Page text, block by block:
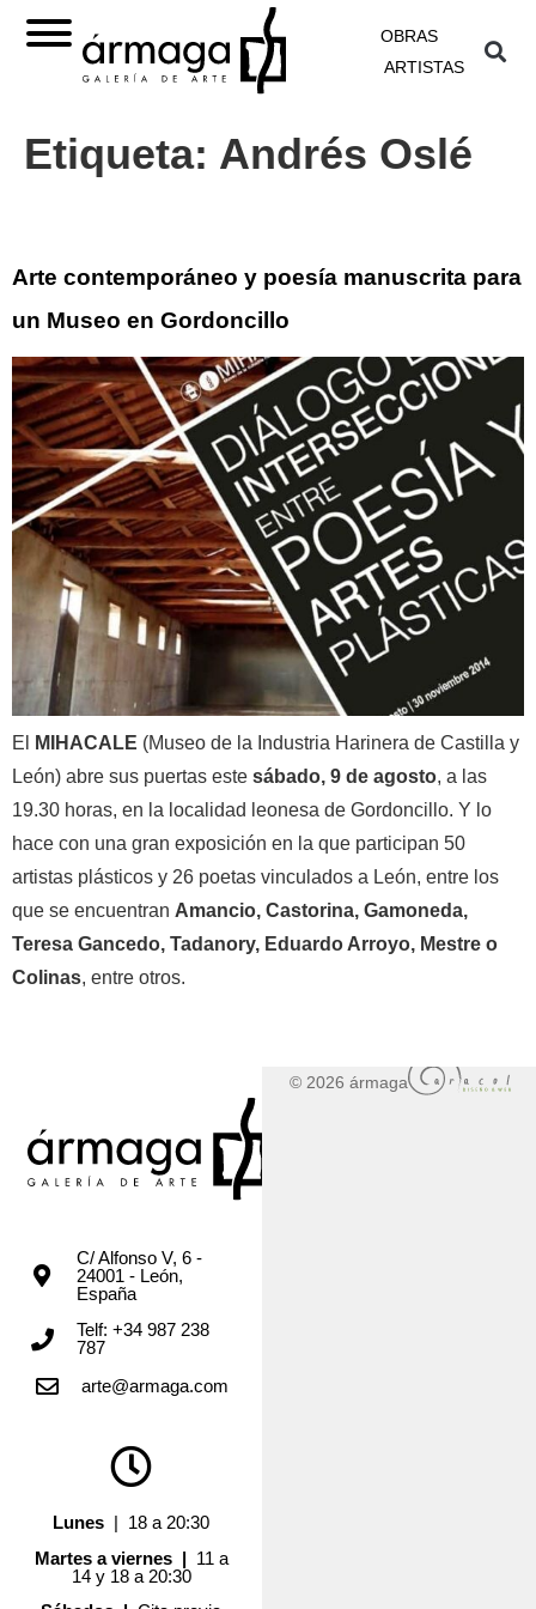
OBRAS
ARTISTAS
Etiqueta: Andrés Oslé
Arte contemporáneo y poesía manuscrita para
un Museo en Gordoncillo
El MIHACALE (Museo de la Industria Harinera de Castilla y
León) abre sus puertas este sábado, 9 de agosto, a las
19.30 horas, en la localidad leonesa de Gordoncillo. Y lo
hace con una gran exposición en la que participan 50
artistas plásticos y 26 poetas vinculados a León, entre los
que se encuentran Amancio, Castorina, Gamoneda,
Teresa Gancedo, Tadanory, Eduardo Arroyo, Mestre o
Colinas, entre otros.
C/ Alfonso V, 6 -
24001 - León,
España
Telf: +34 987 238
787
arte@armaga.com
Lunes | 18 a 20:30
Martes a viernes | 11 a
14 y 18 a 20:30
© 2026 ármaga